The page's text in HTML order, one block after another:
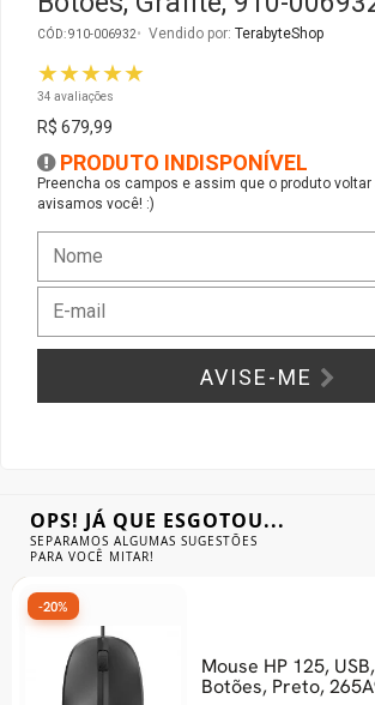
CÓD: 910-006932 Vendido por: TerabyteShop
★★★★★
34 avaliações
R$ 679,99
PRODUTO INDISPONÍVEL
Preencha os campos e assim que o produto
avisamos você! :)
AVISE-ME
OPS! JÁ QUE ESGOTOU...
SEPARAMOS ALGUMAS SUGESTÕES
PARA VOCÊ MITAR!
Mouse HP 125,
Botões, Preto,
-20%
Ver Todos
Fontes Diversas
Ver Todos